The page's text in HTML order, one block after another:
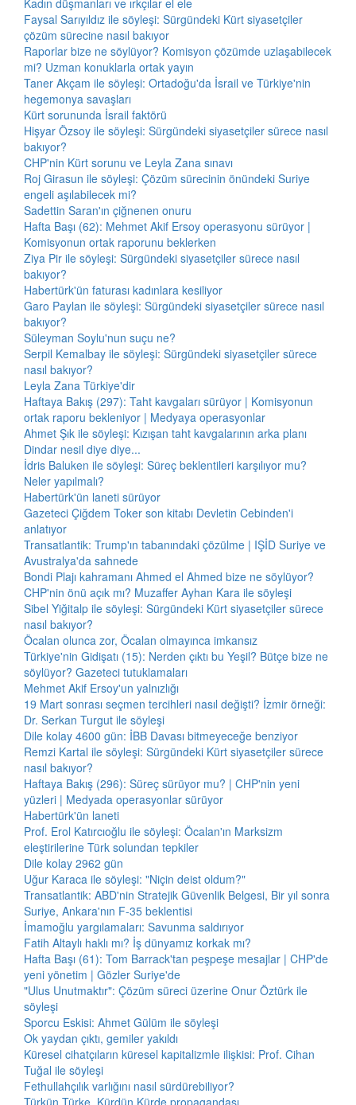
Kadın düşmanları ve ırkçılar el ele
Faysal Sarıyıldız ile söyleşi: Sürgündeki Kürt siyasetçiler
çözüm sürecine nasıl bakıyor
Raporlar bize ne söylüyor? Komisyon çözümde uzlaşabilecek
mi? Uzman konuklarla ortak yayın
Taner Akçam ile söyleşi: Ortadoğu'da İsrail ve Türkiye'nin
hegemonya savaşları
Kürt sorununda İsrail faktörü
Hişyar Özsoy ile söyleşi: Sürgündeki siyasetçiler sürece nasıl
bakıyor?
CHP'nin Kürt sorunu ve Leyla Zana sınavı
Roj Girasun ile söyleşi: Çözüm sürecinin önündeki Suriye
engeli aşılabilecek mi?
Sadettin Saran'ın çiğnenen onuru
Hafta Başı (62): Mehmet Akif Ersoy operasyonu sürüyor |
Komisyonun ortak raporunu beklerken
Ziya Pir ile söyleşi: Sürgündeki siyasetçiler sürece nasıl
bakıyor?
Habertürk'ün faturası kadınlara kesiliyor
Garo Paylan ile söyleşi: Sürgündeki siyasetçiler sürece nasıl
bakıyor?
Süleyman Soylu'nun suçu ne?
Serpil Kemalbay ile söyleşi: Sürgündeki siyasetçiler sürece
nasıl bakıyor?
Leyla Zana Türkiye'dir
Haftaya Bakış (297): Taht kavgaları sürüyor | Komisyonun
ortak raporu bekleniyor | Medyaya operasyonlar
Ahmet Şık ile söyleşi: Kızışan taht kavgalarının arka planı
Dindar nesil diye diye...
İdris Baluken ile söyleşi: Süreç beklentileri karşılıyor mu?
Neler yapılmalı?
Habertürk'ün laneti sürüyor
Gazeteci Çiğdem Toker son kitabı Devletin Cebinden'i
anlatıyor
Transatlantik: Trump'ın tabanındaki çözülme | IŞİD Suriye ve
Avustralya'da sahnede
Bondi Plajı kahramanı Ahmed el Ahmed bize ne söylüyor?
CHP'nin önü açık mı? Muzaffer Ayhan Kara ile söyleşi
Sibel Yiğitalp ile söyleşi: Sürgündeki Kürt siyasetçiler sürece
nasıl bakıyor?
Öcalan olunca zor, Öcalan olmayınca imkansız
Türkiye'nin Gidişatı (15): Nerden çıktı bu Yeşil? Bütçe bize ne
söylüyor? Gazeteci tutuklamaları
Mehmet Akif Ersoy'un yalnızlığı
19 Mart sonrası seçmen tercihleri nasıl değişti? İzmir örneği:
Dr. Serkan Turgut ile söyleşi
Dile kolay 4600 gün: İBB Davası bitmeyeceğe benziyor
Remzi Kartal ile söyleşi: Sürgündeki Kürt siyasetçiler sürece
nasıl bakıyor?
Haftaya Bakış (296): Süreç sürüyor mu? | CHP'nin yeni
yüzleri | Medyada operasyonlar sürüyor
Habertürk'ün laneti
Prof. Erol Katırcıoğlu ile söyleşi: Öcalan'ın Marksizm
eleştirilerine Türk solundan tepkiler
Dile kolay 2962 gün
Uğur Karaca ile söyleşi: "Niçin deist oldum?"
Transatlantik: ABD'nin Stratejik Güvenlik Belgesi, Bir yıl sonra
Suriye, Ankara'nın F-35 beklentisi
İmamoğlu yargılamaları: Savunma saldırıyor
Fatih Altaylı haklı mı? İş dünyamız korkak mı?
Hafta Başı (61): Tom Barrack'tan peşpeşe mesajlar | CHP'de
yeni yönetim | Gözler Suriye'de
"Ulus Unutmaktır": Çözüm süreci üzerine Onur Öztürk ile
söyleşi
Sporcu Eskisi: Ahmet Gülüm ile söyleşi
Ok yaydan çıktı, gemiler yakıldı
Küresel cihatçıların küresel kapitalizmle ilişkisi: Prof. Cihan
Tuğal ile söyleşi
Fethullahçılık varlığını nasıl sürdürebiliyor?
Türkün Türke, Kürdün Kürde propagandası